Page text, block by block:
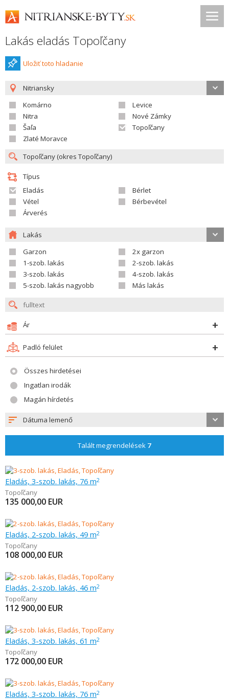
Lakás eladás Topoľčany
Uložiť toto hladanie
Nitriansky
Komárno
Levice
Nitra
Nové Zámky
Šaľa
Topoľčany
Zlaté Moravce
Típus
Eladás
Bérlet
Vétel
Bérbevétel
Árverés
Lakás
Garzon
2x garzon
1-szob. lakás
2-szob. lakás
3-szob. lakás
4-szob. lakás
5-szob. lakás nagyobb
Más lakás
Ár
Padló felület
Összes hirdetései
Ingatlan irodák
Magán hírdetés
Dátuma lemenő
Talált megrendelések 7
Eladás, 3-szob. lakás, 76 m2
Topoľčany
135 000,00 EUR
Eladás, 2-szob. lakás, 49 m2
Topoľčany
108 000,00 EUR
Eladás, 2-szob. lakás, 46 m2
Topoľčany
112 900,00 EUR
Eladás, 3-szob. lakás, 61 m2
Topoľčany
172 000,00 EUR
Eladás, 3-szob. lakás, 76 m2